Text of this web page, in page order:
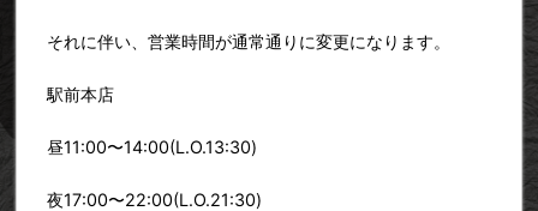
それに伴い、営業時間が通常通りに変更になります。
駅前本店
昼11:00〜14:00(L.O.13:30)
夜17:00〜22:00(L.O.21:30)